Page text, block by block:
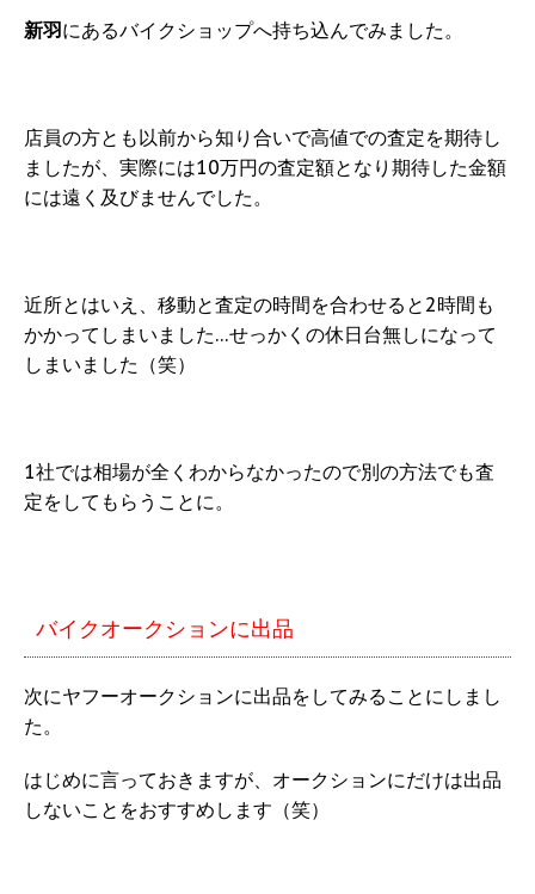
新羽にあるバイクショップへ持ち込んでみました。
店員の方とも以前から知り合いで高値での査定を期待し
ましたが、実際には10万円の査定額となり期待した金額
には遠く及びませんでした。
近所とはいえ、移動と査定の時間を合わせると2時間も
かかってしまいました…せっかくの休日台無しになって
しまいました（笑）
1社では相場が全くわからなかったので別の方法でも査
定をしてもらうことに。
バイクオークションに出品
次にヤフーオークションに出品をしてみることにしまし
た。
はじめに言っておきますが、オークションにだけは出品
しないことをおすすめします（笑）